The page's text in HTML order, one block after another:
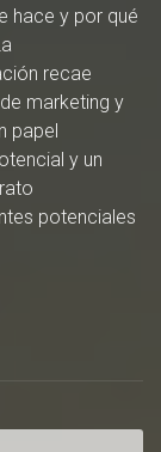
hace y por qué
recae
marketing y
papel
y un
potenciales